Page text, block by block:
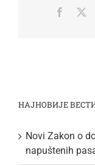
НАЈНОВИЈЕ
Novi Zakon o
napuštenih